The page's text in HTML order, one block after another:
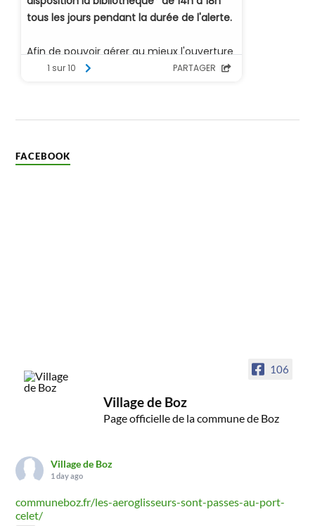
FACEBOOK
106
Village de Boz
Page officielle de la commune de Boz
Village de Boz
1 day ago
communeboz.fr/les-aeroglisseurs-sont-passes-au-port-
celet/